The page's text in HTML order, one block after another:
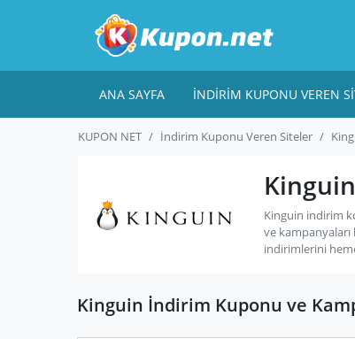
ANA SAYFA İNDIRIM KUPONU VEREN
KUPON NET İndirim Kuponu Veren Siteler
Kinguin indirim
ve
indirimlerini
Kinguin İndirim Kuponu ve